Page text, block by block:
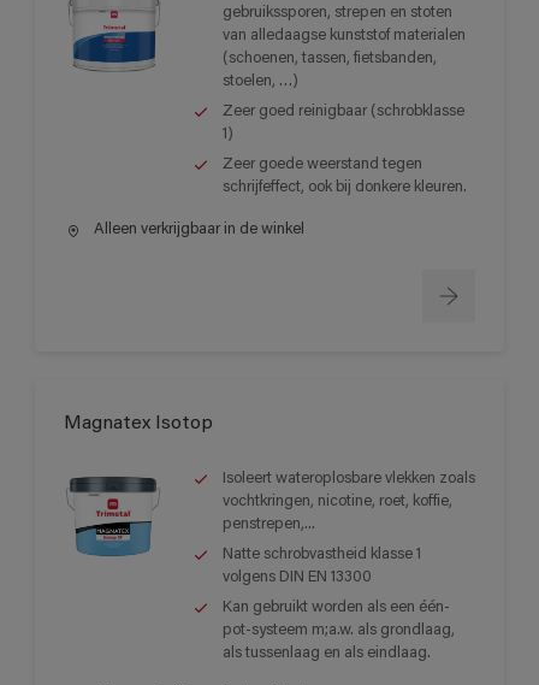
gebruikssporen, strepen en stoten
van alledaagse kunststof materialen
(schoenen, tassen, fietsbanden,
stoelen, …)
Zeer goed reinigbaar (schrobklasse
1)
Zeer goede weerstand tegen
schrijfeffect, ook bij donkere kleuren.
Alleen verkrijgbaar in de winkel
Magnatex Isotop
Isoleert wateroplosbare vlekken zoals
vochtkringen, nicotine, roet, koffie,
penstrepen,...
Natte schrobvastheid klasse 1
volgens DIN EN 13300
Kan gebruikt worden als een één-
pot-systeem m;a.w. als grondlaag,
als tussenlaag en als eindlaag.